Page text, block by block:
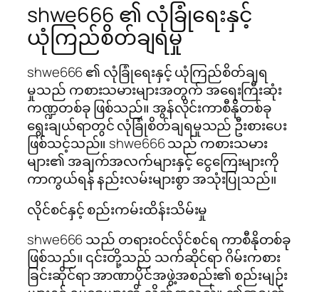
shwe666 ၏ လုံခြုံရေးနှင့်
ယုံကြည်စိတ်ချရမှု
shwe666 ၏ လုံခြုံရေးနှင့် ယုံကြည်စိတ်ချရ
မှုသည် ကစားသမားများအတွက် အရေးကြီးဆုံး
ကဏ္ဍတစ်ခု ဖြစ်သည်။ အွန်လိုင်းကာစီနိုတစ်ခု
ရွေးချယ်ရာတွင် လုံခြုံစိတ်ချရမှုသည် ဦးစားပေး
ဖြစ်သင့်သည်။ shwe666 သည် ကစားသမား
များ၏ အချက်အလက်များနှင့် ငွေကြေးများကို
ကာကွယ်ရန် နည်းလမ်းများစွာ အသုံးပြုသည်။
လိုင်စင်နှင့် စည်းကမ်းထိန်းသိမ်းမှု
shwe666 သည် တရားဝင်လိုင်စင်ရ ကာစီနိုတစ်ခု
ဖြစ်သည်။ ၎င်းတို့သည် သက်ဆိုင်ရာ ဂိမ်းကစား
ခြင်းဆိုင်ရာ အာဏာပိုင်အဖွဲ့အစည်း၏ စည်းမျဉ်း